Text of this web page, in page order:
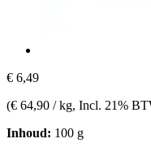
€ 6,49
(€ 64,90 / kg, Incl. 21%
Inhoud: 100 g